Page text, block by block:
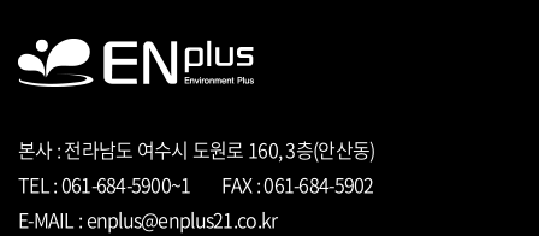
본사 : 전라남도 여수시 도원로 160, 3층(안산동)
TEL : 061-684-5900~1
FAX : 061-684-5902
E-MAIL : enplus@enplus21.co.kr